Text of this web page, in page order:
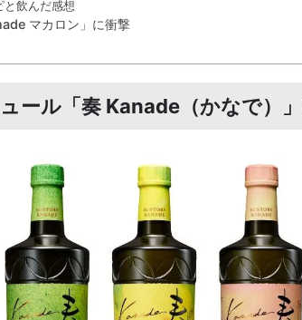
飲んだ感想
マカロン」に衝撃
ール「奏 Kanade（かなで）